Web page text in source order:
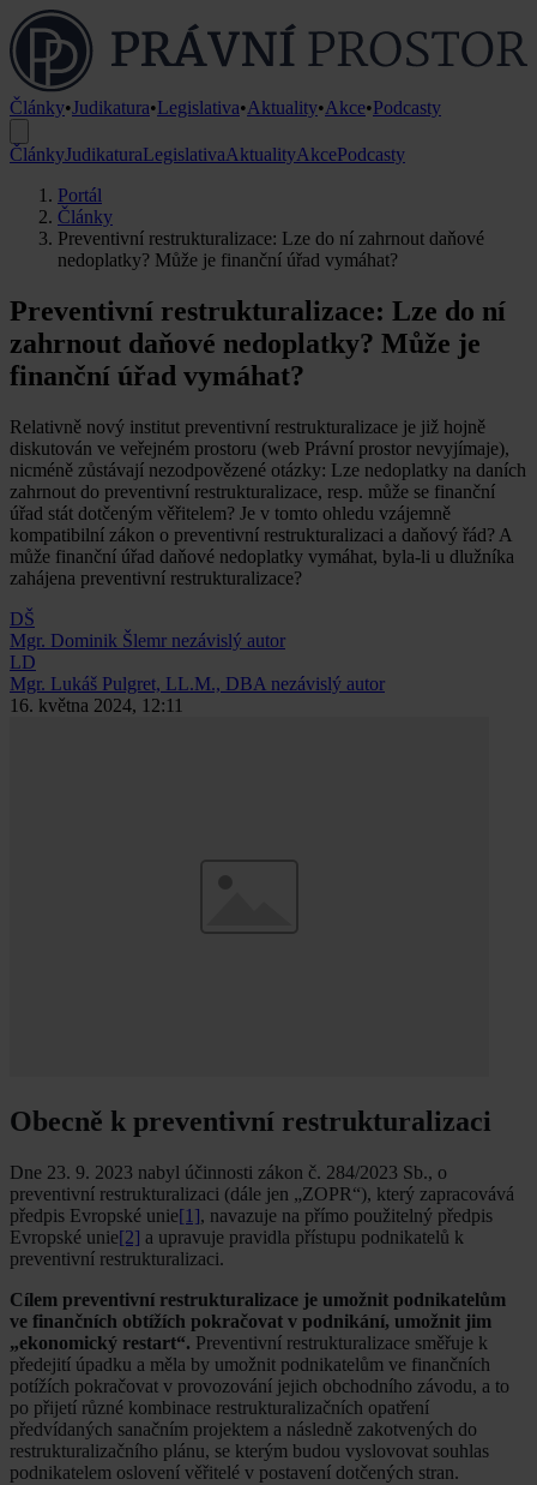
Články•Judikatura•Legislativa•Aktuality•Akce•Podcasty
ČlánkyJudikaturaLegislativaAktualityAkcePodcasty
Portál
Články
Preventivní restrukturalizace: Lze do ní zahrnout daňové
nedoplatky? Může je finanční úřad vymáhat?
Preventivní restrukturalizace: Lze do ní
zahrnout daňové nedoplatky? Může je
finanční úřad vymáhat?
Relativně nový institut preventivní restrukturalizace je již hojně
diskutován ve veřejném prostoru (web Právní prostor nevyjímaje),
nicméně zůstávají nezodpovězené otázky: Lze nedoplatky na daních
zahrnout do preventivní restrukturalizace, resp. může se finanční
úřad stát dotčeným věřitelem? Je v tomto ohledu vzájemně
kompatibilní zákon o preventivní restrukturalizaci a daňový řád? A
může finanční úřad daňové nedoplatky vymáhat, byla-li u dlužníka
zahájena preventivní restrukturalizace?
DŠ
Mgr. Dominik Šlemr nezávislý autor
LD
Mgr. Lukáš Pulgret, LL.M., DBA nezávislý autor
16. května 2024, 12:11
Obecně k preventivní restrukturalizaci
Dne 23. 9. 2023 nabyl účinnosti zákon č. 284/2023 Sb., o
preventivní restrukturalizaci (dále jen „ZOPR“), který zapracovává
předpis Evropské unie[1], navazuje na přímo použitelný předpis
Evropské unie[2] a upravuje pravidla přístupu podnikatelů k
preventivní restrukturalizaci.
Cílem preventivní restrukturalizace je umožnit podnikatelům
ve finančních obtížích pokračovat v podnikání, umožnit jim
„ekonomický restart“. Preventivní restrukturalizace směřuje k
předejití úpadku a měla by umožnit podnikatelům ve finančních
potížích pokračovat v provozování jejich obchodního závodu, a to
po přijetí různé kombinace restrukturalizačních opatření
předvídaných sanačním projektem a následně zakotvených do
restrukturalizačního plánu, se kterým budou vyslovovat souhlas
podnikatelem oslovení věřitelé v postavení dotčených stran.